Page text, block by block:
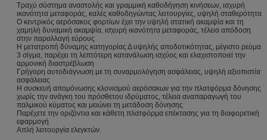
Τραχύ σύστημα αναστολής και γραμμική καθοδήγηση κινήσεων, ισχυρή
ικανότητα μεταφοράς, καλές καθοδηγώντας λειτουργίες, υψηλή σταθερότητα
Ο κεντρικός αερόσακος φορτίων έχει την υψηλή στατική ακαμψία και τη
χαμηλή δυναμική ακαμψία, ισχυρή ικανότητα μεταφοράς, τέλεια απόδοση
στην παραλλαγή εύρους
Η μετατροπή δύναμης κατηγορίας Δ υψηλής αποδοτικότητας, μέγιστο ρεύμα
3 σίγμα, παρέχει τη λεπτότερη κατανάλωση ισχύος και ελαχιστοποιεί την
αρμονική διαστρέβλωση
Γρήγορη αυτοδιάγνωση με τη συναρμολόγηση ασφάλειας, υψηλή αξιοπιστία
ασφάλειας
Η συσκευή απομόνωσης κλονισμού αερόσακων για την πλατφόρμα δόνησης
χωρίς την ανάγκη του πρόσθετου ιδρύματος, τέλεια αναπαραγωγή του
παλμικού κύματος και μειώνει τη μετάδοση δόνησης
Παρέχετε την οριζόντια και κάθετη πλατφόρμα επέκτασης για τη διαφορετική
εφαρμογή
Απλή λειτουργία ελεγκτών.